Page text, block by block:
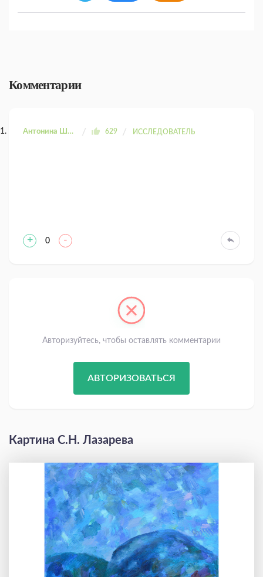
Комментарии
Антонина Шахтаренко 629 ИССЛЕДОВАТЕЛЬ
+ 0 -
Авторизуйтесь, чтобы оставлять комментарии
АВТОРИЗОВАТЬСЯ
Картина С.Н. Лазарева